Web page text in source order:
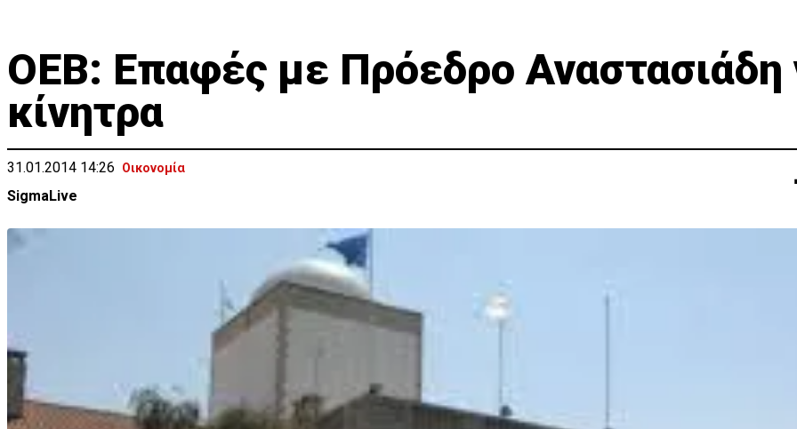
ΟΕΒ: Επαφές με Πρόεδρο Αναστασιάδη
κίνητρα
31.01.2014 14:26 Οικονομία
SigmaLive